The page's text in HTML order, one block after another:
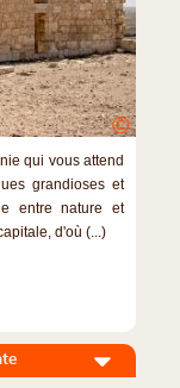
©
qui vous attend
grandioses et
entre nature et
d'où (...)